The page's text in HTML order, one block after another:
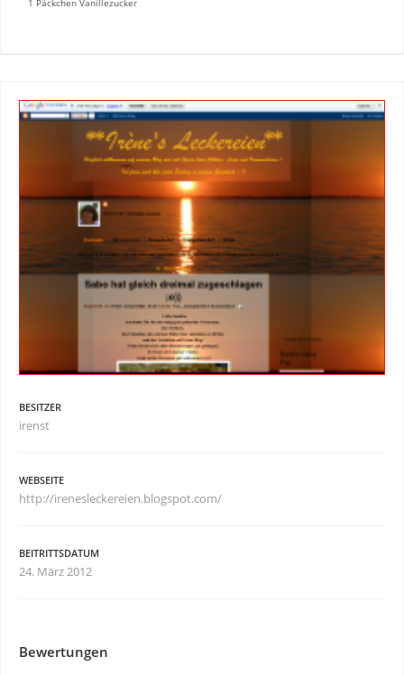
1 Päckchen Vanillezucker
BESITZER
irenst
WEBSEITE
http://irenesleckereien.blogspot.com/
BEITRITTSDATUM
24. März 2012
Bewertungen